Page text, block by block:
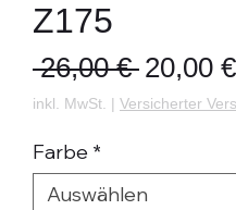
Z175
26,00 € 20,00 €
inkl. MwSt. | Versicherter
Farbe *